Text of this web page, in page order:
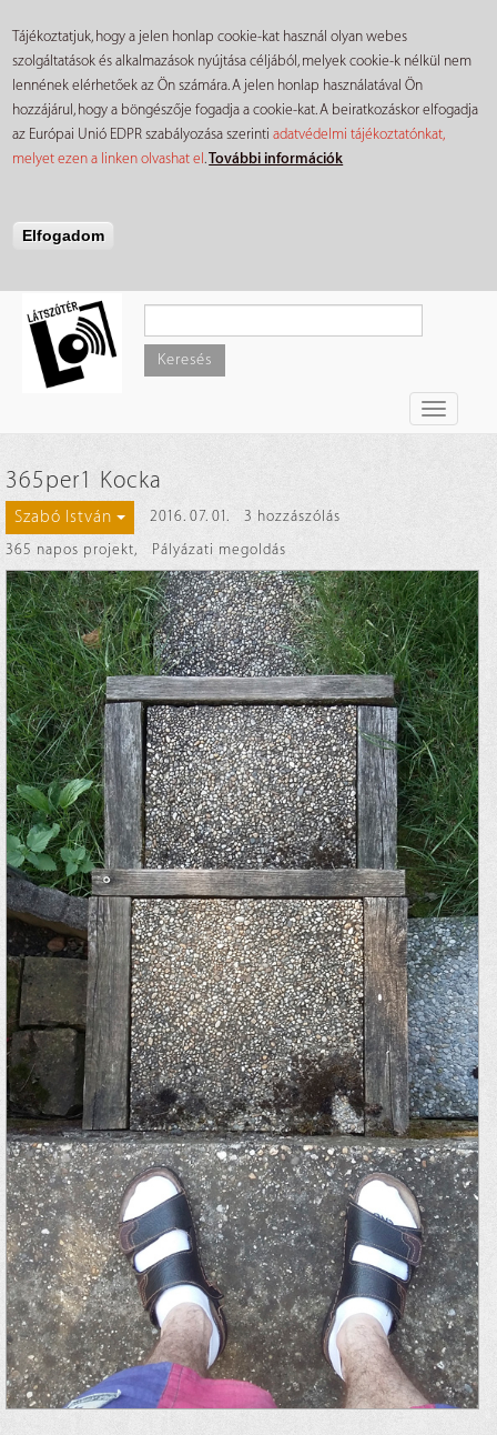
Tájékoztatjuk, hogy a jelen honlap cookie-kat használ olyan webes
szolgáltatások és alkalmazások nyújtása céljából, melyek cookie-k nélkül nem
lennének elérhetőek az Ön számára. A jelen honlap használatával Ön
hozzájárul, hogy a böngészője fogadja a cookie-kat. A beiratkozáskor elfogadja
az Európai Unió EDPR szabályozása szerintiadatvédelmi tájékoztatónkat,
melyet ezen a linken olvashat el.További információk
Elfogadom
tartalomra
Keresés
Toggle
365per1 Kocka
Szabó István 2016. 07. 01.
3 hozzászólás
365 napos projekt, Pályázati megoldás